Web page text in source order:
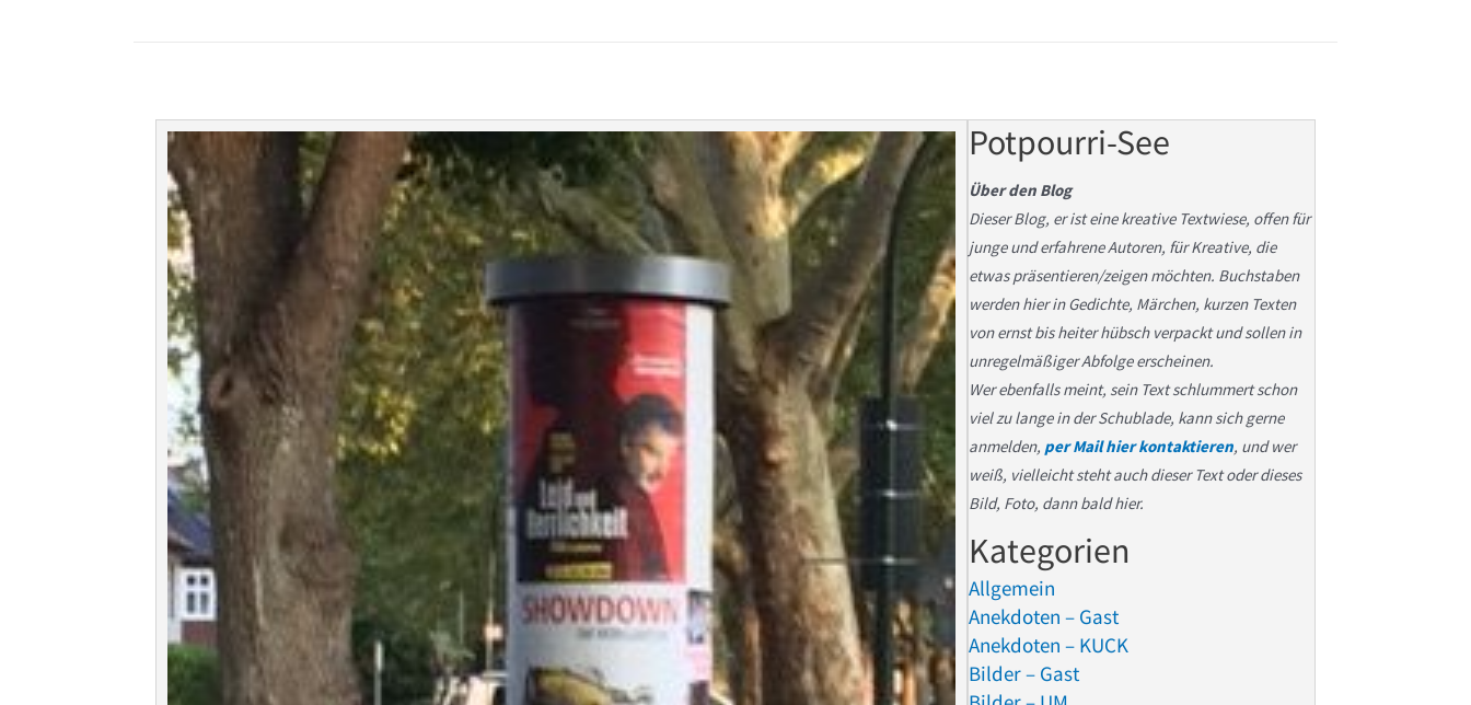
Potpourri-See
Über den Blog
Dieser Blog, er ist eine kreative Textwiese, offen für
junge und erfahrene Autoren, für Kreative, die
etwas präsentieren/zeigen möchten. Buchstaben
werden hier in Gedichte, Märchen, kurzen Texten
von ernst bis heiter hübsch verpackt und sollen in
unregelmäßiger Abfolge erscheinen.
Wer ebenfalls meint, sein Text schlummert schon
viel zu lange in der Schublade, kann sich gerne
anmelden, per Mail hier kontaktieren, und wer
weiß, vielleicht steht auch dieser Text oder dieses
Bild, Foto, dann bald hier.
Kategorien
Allgemein
Anekdoten – Gast
Anekdoten – KUCK
Bilder – Gast